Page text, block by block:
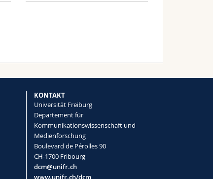
KONTAKT
Universität Freiburg
Departement für
Kommunikationswissenschaft und
Medienforschung
Boulevard de Pérolles 90
CH-1700 Fribourg
dcm@unifr.ch
www.unifr.ch/dcm